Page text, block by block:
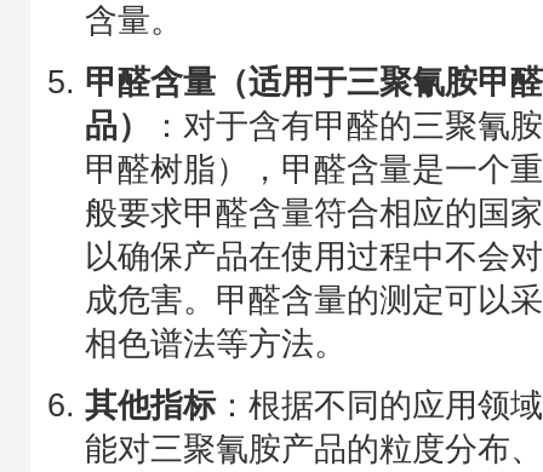
含量。
甲醛含量（适用于三聚氰胺甲
品）
：对于含有甲醛的三聚氰
甲醛树脂），甲醛含量是一个
般要求甲醛含量符合相应的国
以确保产品在使用过程中不会
成危害。甲醛含量的测定可以
相色谱法等方法。
其他指标：根据不同的应用领
能对三聚氰胺产品的粒度分布